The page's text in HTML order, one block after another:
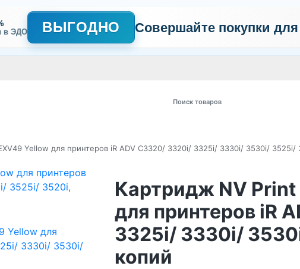
в ЭДО ВЫГОДНО Совершайте покупки
Yellow для принтеров iR ADV C3320/ 3320i/ 3325i/ 3330i/ 3530i/ 3525i/
Картридж NV
для принтеров iR
3325i/ 3330i/
копий